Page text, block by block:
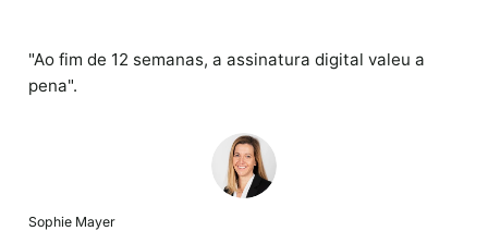
"Ao fim de 12 semanas, a assinatura digital valeu a
pena".
Sophie Mayer